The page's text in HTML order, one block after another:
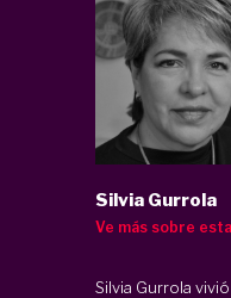
Silvia Gurrola
Ve más sobre
Silvia Gurrola